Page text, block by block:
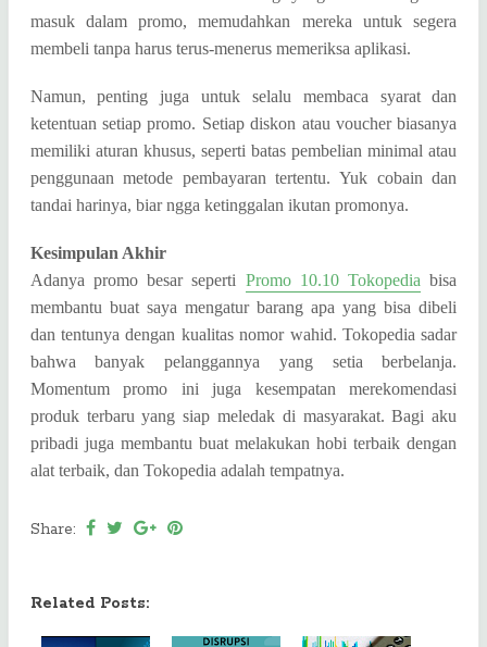
masuk dalam promo, memudahkan mereka untuk segera
membeli tanpa harus terus-menerus memeriksa aplikasi.
Namun, penting juga untuk selalu membaca syarat dan
ketentuan setiap promo. Setiap diskon atau voucher biasanya
memiliki aturan khusus, seperti batas pembelian minimal atau
penggunaan metode pembayaran tertentu. Yuk cobain dan
tandai harinya, biar ngga ketinggalan ikutan promonya.
Kesimpulan Akhir
Adanya promo besar seperti Promo 10.10 Tokopedia bisa
membantu buat saya mengatur barang apa yang bisa dibeli
dan tentunya dengan kualitas nomor wahid. Tokopedia sadar
bahwa banyak pelanggannya yang setia berbelanja.
Momentum promo ini juga kesempatan merekomendasi
produk terbaru yang siap meledak di masyarakat. Bagi aku
pribadi juga membantu buat melakukan hobi terbaik dengan
alat terbaik, dan Tokopedia adalah tempatnya.
Share:
Related Posts: